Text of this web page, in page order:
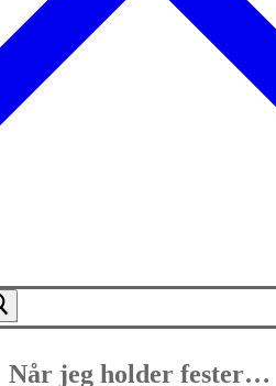
Når jeg holder fester…